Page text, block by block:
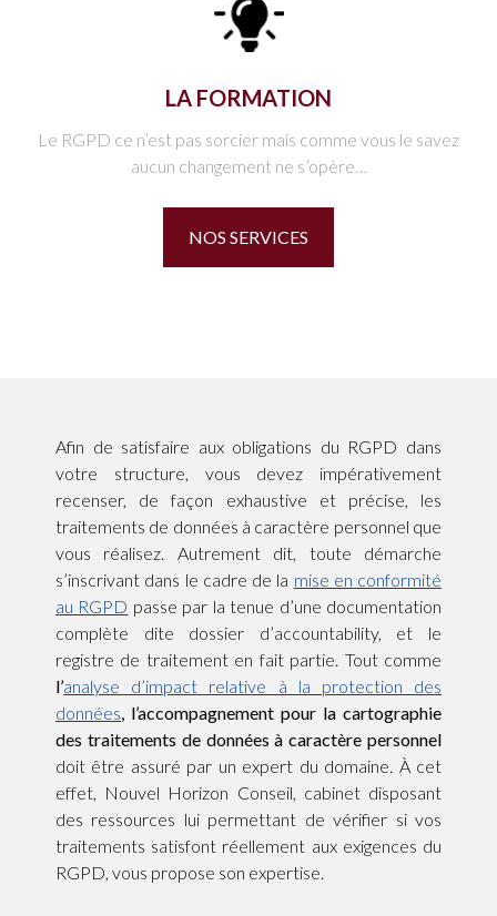
LA FORMATION
Le RGPD ce n’est pas sorcier mais comme vous le savez
aucun changement ne s’opère…
NOS SERVICES
Afin de satisfaire aux obligations du RGPD dans
votre structure, vous devez impérativement
recenser, de façon exhaustive et précise, les
traitements de données à caractère personnel que
vous réalisez. Autrement dit, toute démarche
s’inscrivant dans le cadre de la mise en conformité
au RGPD passe par la tenue d’une documentation
complète dite dossier d’accountability, et le
registre de traitement en fait partie. Tout comme
l’analyse d’impact relative à la protection des
données, l’accompagnement pour la cartographie
des traitements de données à caractère personnel
doit être assuré par un expert du domaine. À cet
effet, Nouvel Horizon Conseil, cabinet disposant
des ressources lui permettant de vérifier si vos
traitements satisfont réellement aux exigences du
RGPD, vous propose son expertise.